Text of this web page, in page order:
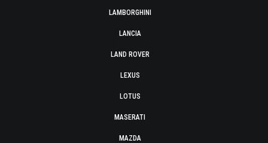
LAMBORGHINI
LANCIA
LAND ROVER
LEXUS
LOTUS
MASERATI
MAZDA